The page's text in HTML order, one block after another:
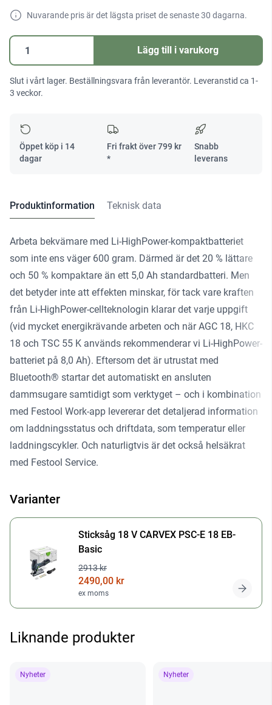
Nuvarande pris är det lägsta priset de senaste 30 dagarna.
HighPower-
batteri
18
HPC-
ASI
mängd
Lägg till i varukorg
Slut i vårt lager. Beställningsvara från leverantör. Leveranstid ca 1-
3 veckor.
Öppet köp i 14
dagar
Fri frakt över799 kr
*
Snabb
leverans
Produktinformation Teknisk data
Arbeta bekvämare med Li-HighPower-kompaktbatteriet
som inte ens väger 600 gram. Därmed är det 20 % lättare
och 50 % kompaktare än ett 5,0 Ah standardbatteri. Men
det betyder inte att effekten minskar, för tack vare kraften
från Li-HighPower-cellteknologin klarar det varje uppgift
(vid mycket energikrävande arbeten och när AGC 18, HKC
18 och TSC 55 K används rekommenderar vi Li-HighPower-
batteriet på 8,0 Ah). Eftersom det är utrustat med
Bluetooth® startar det automatiskt en ansluten
dammsugare samtidigt som verktyget – och i kombination
med Festool Work-app levererar det detaljerad information
om laddningsstatus och driftdata, som temperatur eller
laddningscykler. Och naturligtvis är det också helsäkrat
med Festool Service.
Varianter
Sticksåg 18 V CARVEX PSC-E 18 EB-
Basic
2913 kr
2490,00 kr
ex moms
Liknande produkter
Nyheter Nyheter